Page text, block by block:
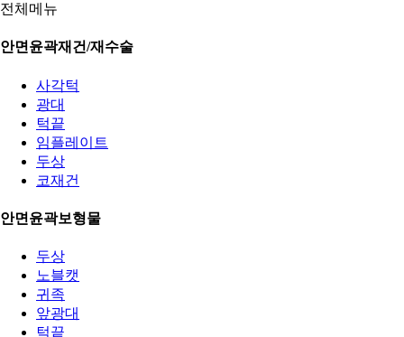
전체메뉴
안면윤곽재건/재수술
사각턱
광대
턱끝
임플레이트
두상
코재건
안면윤곽보형물
두상
노블캣
귀족
앞광대
턱끝